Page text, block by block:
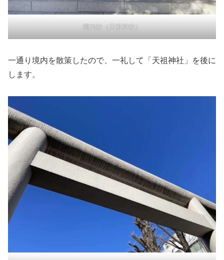
境内社（天祖神社）
一通り境内を散策したので、一礼して「天祖神社」を後に
します。